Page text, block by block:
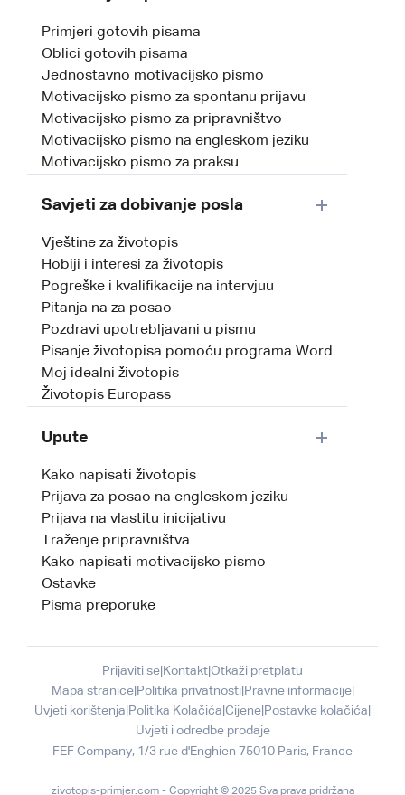
Primjeri gotovih pisama
Oblici gotovih pisama
Jednostavno motivacijsko pismo
Motivacijsko pismo za spontanu prijavu
Motivacijsko pismo za pripravništvo
Motivacijsko pismo na engleskom jeziku
Motivacijsko pismo za praksu
Savjeti za dobivanje posla
Vještine za životopis
Hobiji i interesi za životopis
Pogreške i kvalifikacije na intervjuu
Pitanja na za posao
Pozdravi upotrebljavani u pismu
Pisanje životopisa pomoću programa Word
Moj idealni životopis
Životopis Europass
Upute
Kako napisati životopis
Prijava za posao na engleskom jeziku
Prijava na vlastitu inicijativu
Traženje pripravništva
Kako napisati motivacijsko pismo
Ostavke
Pisma preporuke
Prijaviti se Kontakt Otkaži pretplatu
Mapa stranice| Politika privatnosti| Pravne informacije|
Uvjeti korištenja Politika Kolačića Cijene Postavke kolačića
Uvjeti i odredbe prodaje
zivotopis-primjer.com - Copyright © 2025 Sva prava pridržana